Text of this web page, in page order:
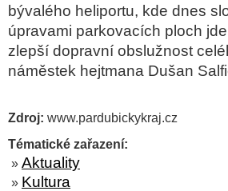
bývalého heliportu, kde dnes
úpravami parkovacích ploch
zlepší dopravní obslužnost
náměstek hejtmana Dušan
Zdroj: www.pardubickykraj.cz
Tématické zařazení:
» Aktuality
» Kultura